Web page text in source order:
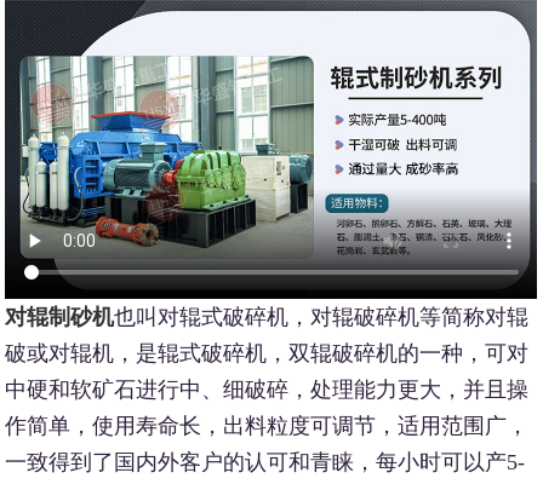
对辊制砂机也叫对辊式破碎机，对辊破碎机等简称对辊
破或对辊机，是辊式破碎机，双辊破碎机的一种，可对
中硬和软矿石进行中、细破碎，处理能力更大，并且操
作简单，使用寿命长，出料粒度可调节，适用范围广，
一致得到了国内外客户的认可和青睐，每小时可以产5-